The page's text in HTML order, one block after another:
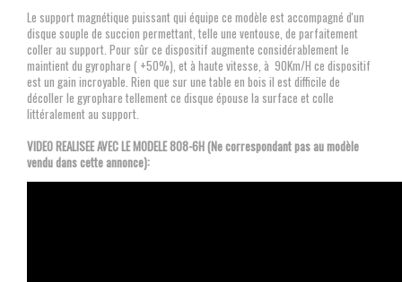
Le support magnétique puissant qui équipe ce modèle est accompagné d'un
disque souple de succion permettant, telle une ventouse, de parfaitement
coller au support. Pour sûr ce dispositif augmente considérablement le
maintient du gyrophare ( +50%), et à haute vitesse, à 90Km/H ce dispositif
est un gain incroyable. Rien que sur une table en bois il est difficile de
décoller le gyrophare tellement ce disque épouse la surface et colle
littéralement au support.
VIDEO REALISEE AVEC LE MODELE 808-6H (Ne correspondant pas au modèle
vendu dans cette annonce):